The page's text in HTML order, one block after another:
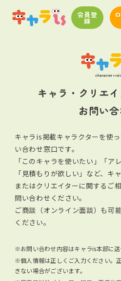
会員登
録
キャラ・クリエ
お問い
キャラis掲載キャラクターを使
い合わせ窓口です。
「このキャラを使いたい」「ア
「見積もりが欲しい」など、キ
またはクリエイターに関する ご
問い合わせください。
ご商談（オンライン面談）も可
ください。
※お問い合わせ内容はキャラis本部に送
※個人情報は正しくご入力ください。
きない場合がございます。